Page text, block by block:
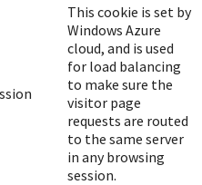
This cookie is set by
Windows Azure
cloud, and is used
for load balancing
to make sure the
visitor page
requests are routed
to the same server
in any browsing
session.